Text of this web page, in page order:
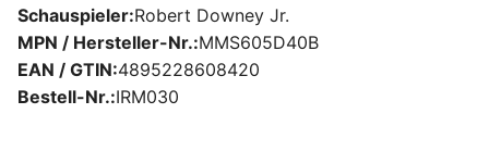
Schauspieler Robert Downey Jr.
MPN / Hersteller-Nr. MMS605D40B
EAN / GTIN 4895228608420
Bestell-Nr. IRM030